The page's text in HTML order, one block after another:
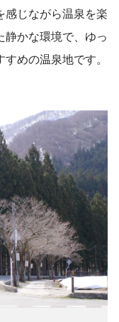
感じながら温泉を楽
静かな環境で、ゆっ
めの温泉地です。